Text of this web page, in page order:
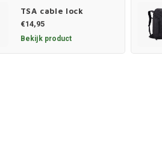
TSA cable lock
€14,95
Bekijk product